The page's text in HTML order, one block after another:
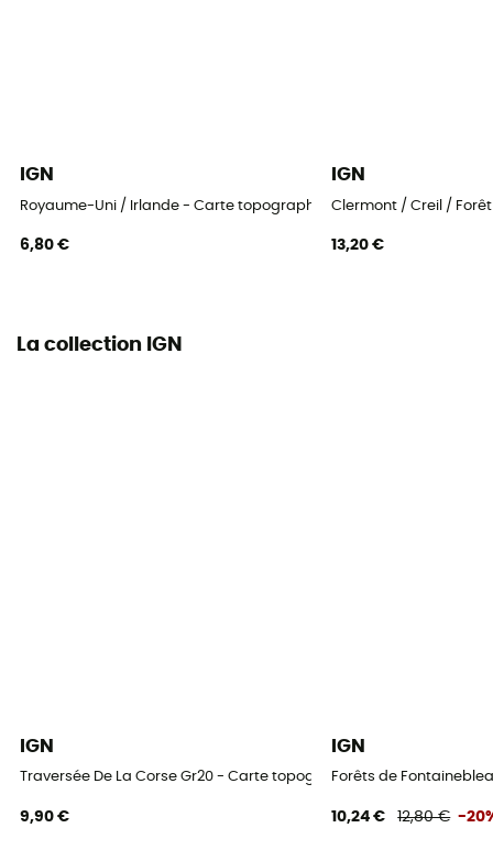
IGN
Royaume-Uni / Irlande - Carte topographique
6,80 €
IGN
Clermont / Creil /
13,20 €
La collection IGN
IGN
Traversée De La Corse Gr20 - Carte topographique
9,90 €
IGN
Forêts de
10,24 € 12,80 € -